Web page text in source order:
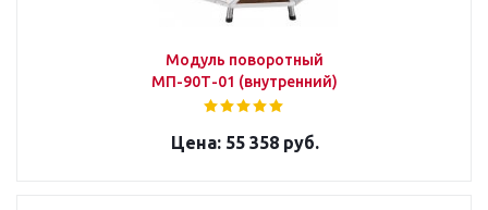
Модуль поворотный
МП-90Т-01 (внутренний)
55 358 руб.